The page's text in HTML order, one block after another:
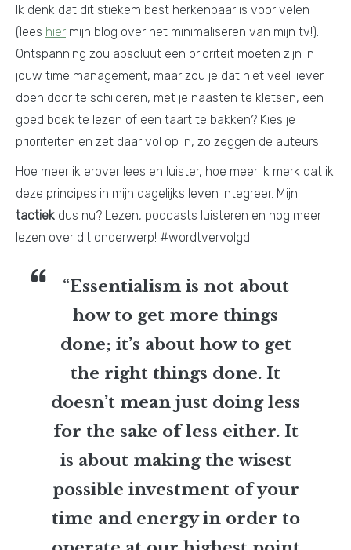
Ik denk dat dit stiekem best herkenbaar is voor velen
(lees hier mijn blog over het minimaliseren van mijn tv!).
Ontspanning zou absoluut een prioriteit moeten zijn in
jouw time management, maar zou je dat niet veel liever
doen door te schilderen, met je naasten te kletsen, een
goed boek te lezen of een taart te bakken? Kies je
prioriteiten en zet daar vol op in, zo zeggen de auteurs.
Hoe meer ik erover lees en luister, hoe meer ik merk dat ik
deze principes in mijn dagelijks leven integreer. Mijn
tactiek dus nu? Lezen, podcasts luisteren en nog meer
lezen over dit onderwerp! #wordtvervolgd
“Essentialism is not about
how to get more things
done; it’s about how to get
the right things done. It
doesn’t mean just doing less
for the sake of less either. It
is about making the wisest
possible investment of your
time and energy in order to